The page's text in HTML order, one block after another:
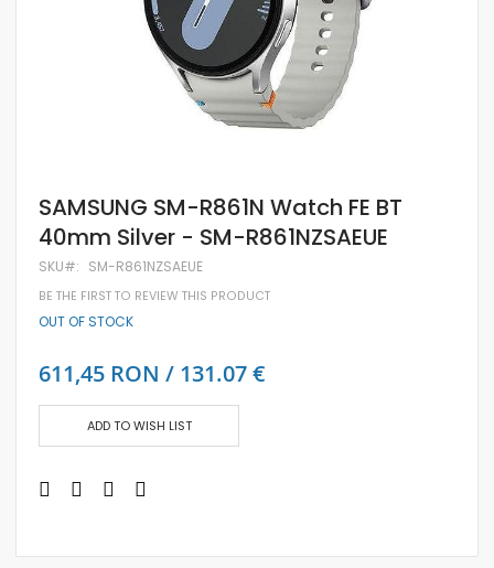
Skip
to
the
of
the
images
gallery
SAMSUNG SM-R861N Watch FE BT
40mm Silver - SM-R861NZSAEUE
SKU SM-R861NZSAEUE
BE THE FIRST TO REVIEW THIS PRODUCT
OUT OF STOCK
611,45 RON / 131.07 €
ADD TO WISH LIST